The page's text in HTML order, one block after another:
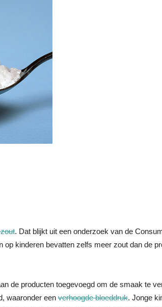
. Dat blijkt uit een onderzoek van de
op kinderen bevatten zelfs meer zout dan de
de producten toegevoegd om de smaak te
waaronder een verhoogde bloeddruk. Jonge